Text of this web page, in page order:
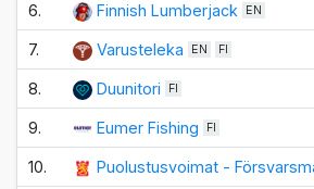
6. Finnish Lumberjack EN
7. Varusteleka EN FI
8. Duunitori FI
9. Eumer Fishing FI
10. Puolustusvoimat -